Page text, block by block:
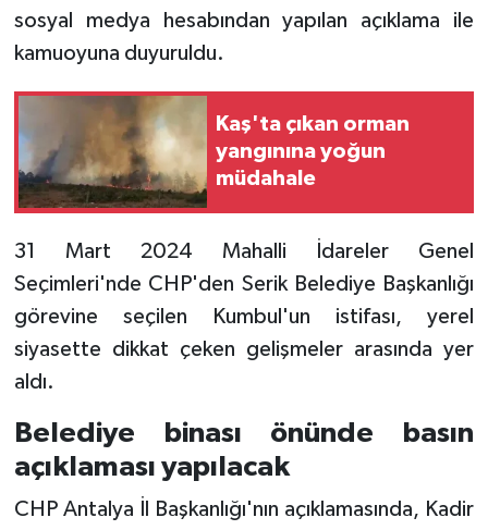
sosyal medya hesabından yapılan açıklama ile
kamuoyuna duyuruldu.
Kaş'ta çıkan orman
yangınına yoğun
müdahale
31 Mart 2024 Mahalli İdareler Genel
Seçimleri'nde CHP'den Serik Belediye Başkanlığı
görevine seçilen Kumbul'un istifası, yerel
siyasette dikkat çeken gelişmeler arasında yer
aldı.
Belediye binası önünde basın
açıklaması yapılacak
CHP Antalya İl Başkanlığı'nın açıklamasında, Kadir